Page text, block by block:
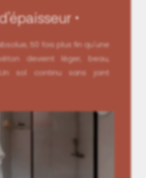
50 fois plus fin qu'une
devient léger, beau,
sol continu sans joint